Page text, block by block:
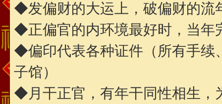
◆发偏财的大运上，破偏财的流
◆正偏官的内环境最好时，当年
◆偏印代表各种证件（所有手续
子馆）
◆月干正官，有年干同性相生，